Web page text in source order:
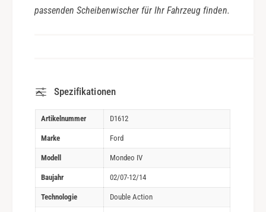
passenden Scheibenwischer für Ihr Fahrzeug finden.
Spezifikationen
Artikelnummer D1612
Marke Ford
Modell Mondeo IV
Baujahr 02/07-12/14
Technologie Double Action